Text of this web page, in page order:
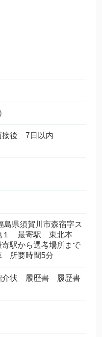
後 7日以内
県須賀川市森宿字ス
１ 最寄駅 東北本
駅から選考場所まで
所要時間5分
介状 履歴書 履歴書